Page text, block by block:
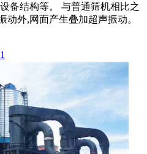
备结构等。 与普通筛机相比之
动外,网面产生叠加超声振动。